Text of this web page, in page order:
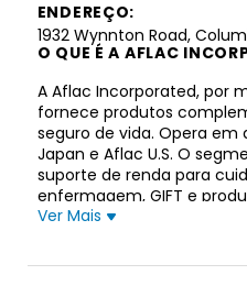
ENDEREÇO:
1932 Wynnton Road,
O QUE É A AFLAC
A Aflac Incorporated, por
fornece produtos
seguro de vida. Opera em
Japan e Aflac U.S. O
suporte de renda para
enfermagem, GIFT e
completos e temporários,
Ver Mais